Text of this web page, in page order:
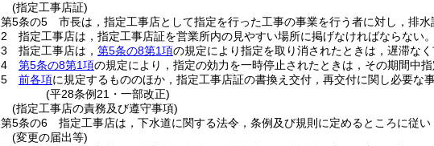
(指定工事店証)
第5条の5
市長は，指定工事店として指定を行った工事の事業を行う者に対し，排水
2
指定工事店は，指定工事店証を営業所内の見やすい場所に掲げなければならない。
3
指定工事店は， 第5条の8第1項の規定により指定を取り消されたときは，遅滞な
4
第5条の8第1項の規定により，指定の効力を一時停止されたときは，その期間中
5
前各項に規定するもののほか，指定工事店証の書換え交付，再交付に関し必要な
(平28条例21・一部改正)
(指定工事店の責務及び遵守事項)
第5条の6
指定工事店は，下水道に関する法令，条例及び規則に定めるところに従
(変更の届出等)